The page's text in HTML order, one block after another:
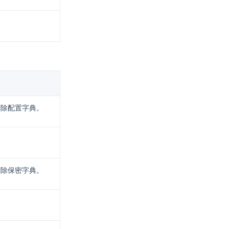
配置字典。
保密字典。